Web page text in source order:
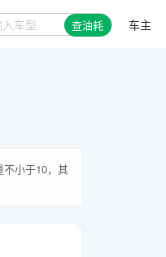
查油耗 车主
小于10，其